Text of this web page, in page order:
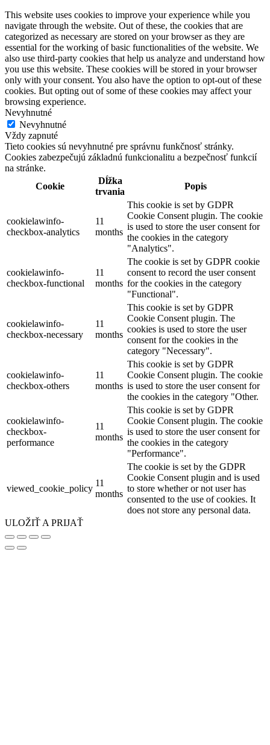
This website uses cookies to improve your experience while you
navigate through the website. Out of these, the cookies that are
categorized as necessary are stored on your browser as they are
essential for the working of basic functionalities of the website. We
also use third-party cookies that help us analyze and understand how
you use this website. These cookies will be stored in your browser
only with your consent. You also have the option to opt-out of these
cookies. But opting out of some of these cookies may affect your
browsing experience.
Nevyhnutné
Nevyhnutné
Vždy zapnuté
Tieto cookies sú nevyhnutné pre správnu funkčnosť stránky.
Cookies zabezpečujú základnú funkcionalitu a bezpečnosť funkcií
na stránke.
Cookie
Dĺžka
trvania
Popis
cookielawinfo-
checkbox-analytics
11
months
This cookie is set by GDPR
Cookie Consent plugin. The cookie
is used to store the user consent for
the cookies in the category
"Analytics".
cookielawinfo-
checkbox-functional
11
months
The cookie is set by GDPR cookie
consent to record the user consent
for the cookies in the category
"Functional".
cookielawinfo-
checkbox-necessary
11
months
This cookie is set by GDPR
Cookie Consent plugin. The
cookies is used to store the user
consent for the cookies in the
category "Necessary".
cookielawinfo-
checkbox-others
11
months
This cookie is set by GDPR
Cookie Consent plugin. The cookie
is used to store the user consent for
the cookies in the category "Other.
cookielawinfo-
checkbox-
performance
11
months
This cookie is set by GDPR
Cookie Consent plugin. The cookie
is used to store the user consent for
the cookies in the category
"Performance".
viewed_cookie_policy
11
months
The cookie is set by the GDPR
Cookie Consent plugin and is used
to store whether or not user has
consented to the use of cookies. It
does not store any personal data.
ULOŽIŤ A PRIJAŤ